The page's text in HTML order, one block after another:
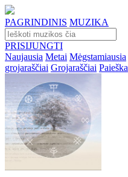
PAGRINDINIS MUZIKA
PRISIJUNGTI
Naujausia Metai Mėgstamiausia
grojaraščiai Grojaraščiai Paieška